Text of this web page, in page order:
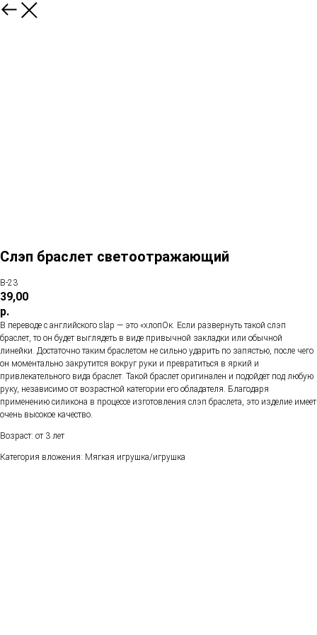
Слэп браслет светоотражающий
В-23
39,00
р.
В переводе с английского slap — это «хлопОк. Если развернуть такой слэп
браслет, то он будет выглядеть в виде привычной закладки или обычной
линейки. Достаточно таким браслетом не сильно ударить по запястью, после чего
он моментально закрутится вокруг руки и превратиться в яркий и
привлекательного вида браслет. Такой браслет оригинален и подойдёт под любую
руку, независимо от возрастной категории его обладателя. Благодаря
применению силикона в процессе изготовления слэп браслета, это изделие имеет
очень высокое качество.
Возраст: от 3 лет
Категория вложения: Мягкая игрушка/игрушка